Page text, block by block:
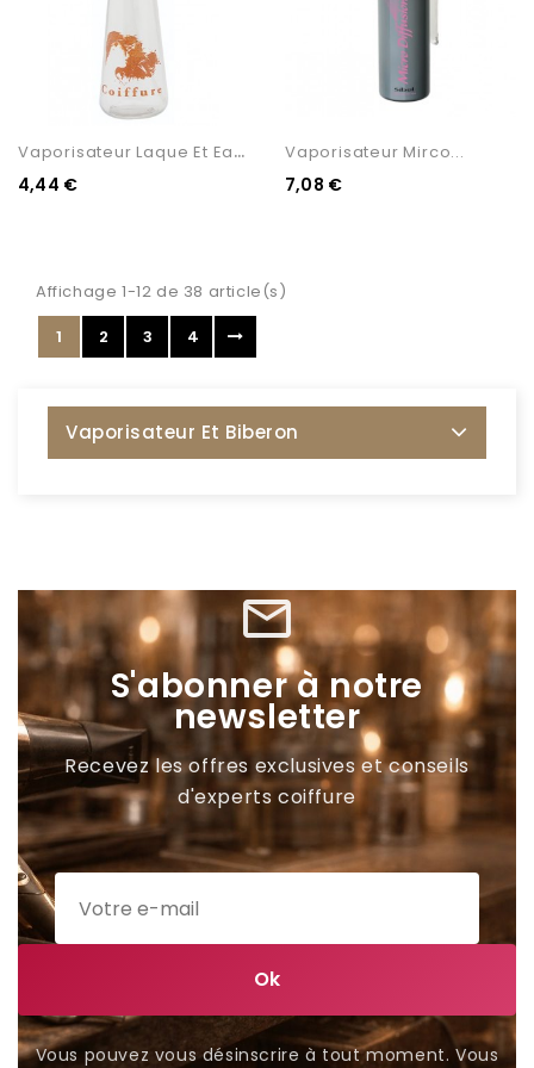
V
Aporisateur Laque Et Eau...
4,44 €
Vaporisateur Mirco...
7,08 €
Affichage 1-12 de 38 article(s)
1
2 3 4
Vaporisateur Et Biberon
mail_outline
S'abonner à notre
newsletter
Recevez les offres exclusives et conseils
d'experts coiffure
Vous pouvez vous désinscrire à tout moment. Vous